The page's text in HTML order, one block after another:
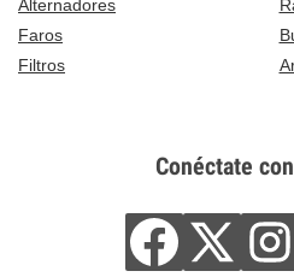
Alternadores
Faros
Filtros
Conéctate